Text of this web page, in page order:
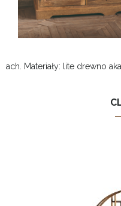
ach. Materiały: lite drewno